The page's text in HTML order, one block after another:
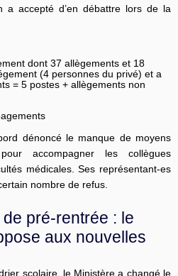
a accepté d’en débattre lors de la
dont 37 allègements et 18
(4 personnes du privé) et a
= 5 postes + allègements non
dénoncé le manque de moyens
accompagner les collègues
médicales. Ses représentant-es
nombre de refus.
pré-rentrée : le
aux nouvelles
scolaire, le Ministère a changé le